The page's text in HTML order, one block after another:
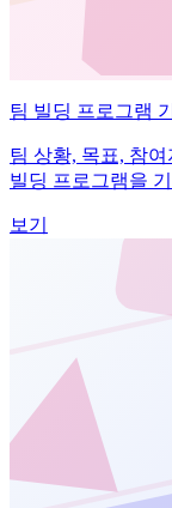
팀 빌딩 프로그램
팀 상황, 목표, 참
빌딩 프로그램을
보기